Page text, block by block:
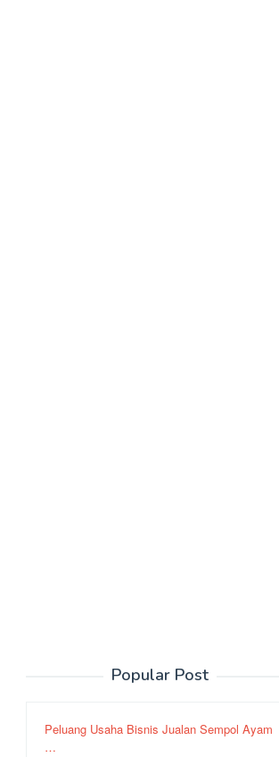
Popular Post
Peluang Usaha Bisnis Jualan Sempol Ayam
…